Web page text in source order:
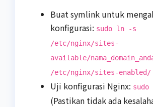
Buat symlink untuk
konfigurasi: sudo ln -s
/etc/nginx/sites-
available/
/etc/nginx/sites-enabled/
Uji konfigurasi Nginx:
(Pastikan tidak ada